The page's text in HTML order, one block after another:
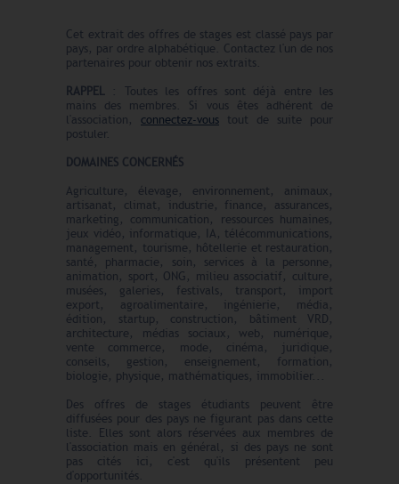
Cet extrait des offres de stages est classé pays par
pays, par ordre alphabétique. Contactez l'un de nos
partenaires pour obtenir nos extraits.
RAPPEL : Toutes les offres sont déjà entre les
mains des membres. Si vous êtes adhérent de
l'association, connectez-vous tout de suite pour
postuler.
DOMAINES CONCERNÉS
Agriculture, élevage, environnement, animaux,
artisanat, climat, industrie, finance, assurances,
marketing, communication, ressources humaines,
jeux vidéo, informatique, IA, télécommunications,
management, tourisme, hôtellerie et restauration,
santé, pharmacie, soin, services à la personne,
animation, sport, ONG, milieu associatif, culture,
musées, galeries, festivals, transport, import
export, agroalimentaire, ingénierie, média,
édition, startup, construction, bâtiment VRD,
architecture, médias sociaux, web, numérique,
vente commerce, mode, cinéma, juridique,
conseils, gestion, enseignement, formation,
biologie, physique, mathématiques, immobilier...
Des offres de stages étudiants peuvent être
diffusées pour des pays ne figurant pas dans cette
liste. Elles sont alors réservées aux membres de
l'association mais en général, si des pays ne sont
pas cités ici, c'est qu'ils présentent peu
d'opportunités.